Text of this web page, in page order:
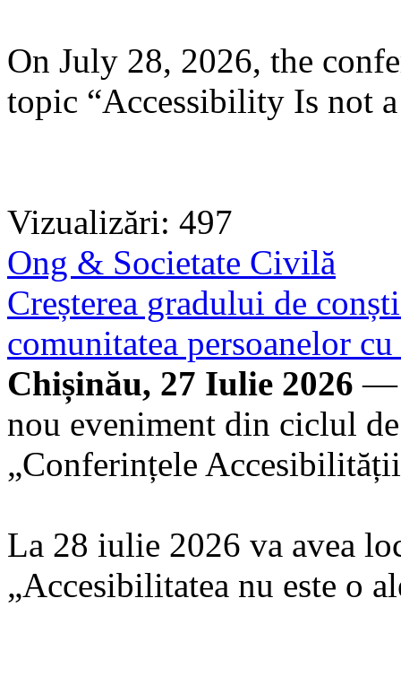
On July 28, 2026, the
topic “Accessibility Is not
Vizualizări: 497
Ong & Societate Civilă
Creșterea gradului de
comunitatea persoanelor
Chișinău, 27 Iulie 2026 —
nou eveniment din ciclul
„Conferințele
La 28 iulie 2026 va avea
„Accesibilitatea nu este o